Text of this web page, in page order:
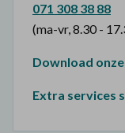
071 308 38 88
(ma-vr, 8.30 -
Download
Extra services